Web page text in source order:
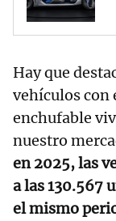
Hay que
vehículos con
enchufable
nuestro
en 2025, las
a las 130.567
el mismo